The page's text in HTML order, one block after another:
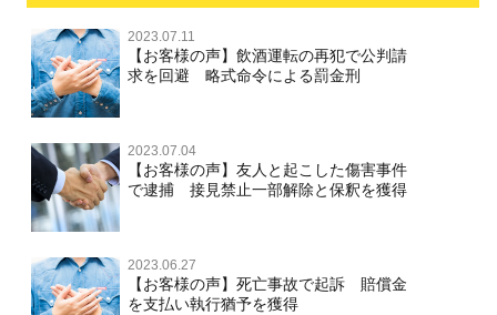
2023.07.11
【お客様の声】飲酒運転の再犯で公判請
求を回避 略式命令による罰金刑
2023.07.04
【お客様の声】友人と起こした傷害事件
で逮捕 接見禁止一部解除と保釈を獲得
2023.06.27
【お客様の声】死亡事故で起訴 賠償金
を支払い執行猶予を獲得